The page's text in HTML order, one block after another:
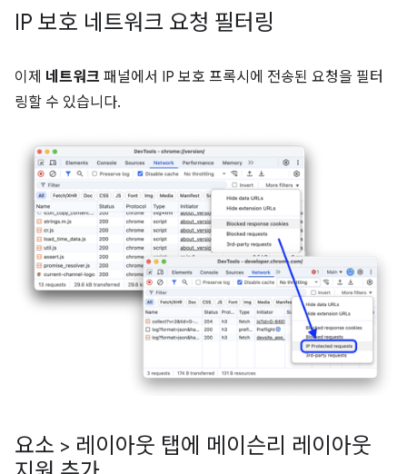
IP 보호 네트워크 요청 필터링
이제 네트워크 패널에서 IP 보호 프록시에 전송된 요청을 필터
링할 수 있습니다.
요소 > 레이아웃 탭에 메이슨리 레이아웃